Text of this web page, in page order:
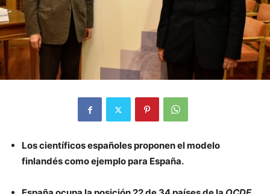
Los científicos españoles proponen el modelo
finlandés como ejemplo para España.